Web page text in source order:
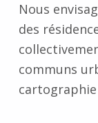
Nous
des
communs